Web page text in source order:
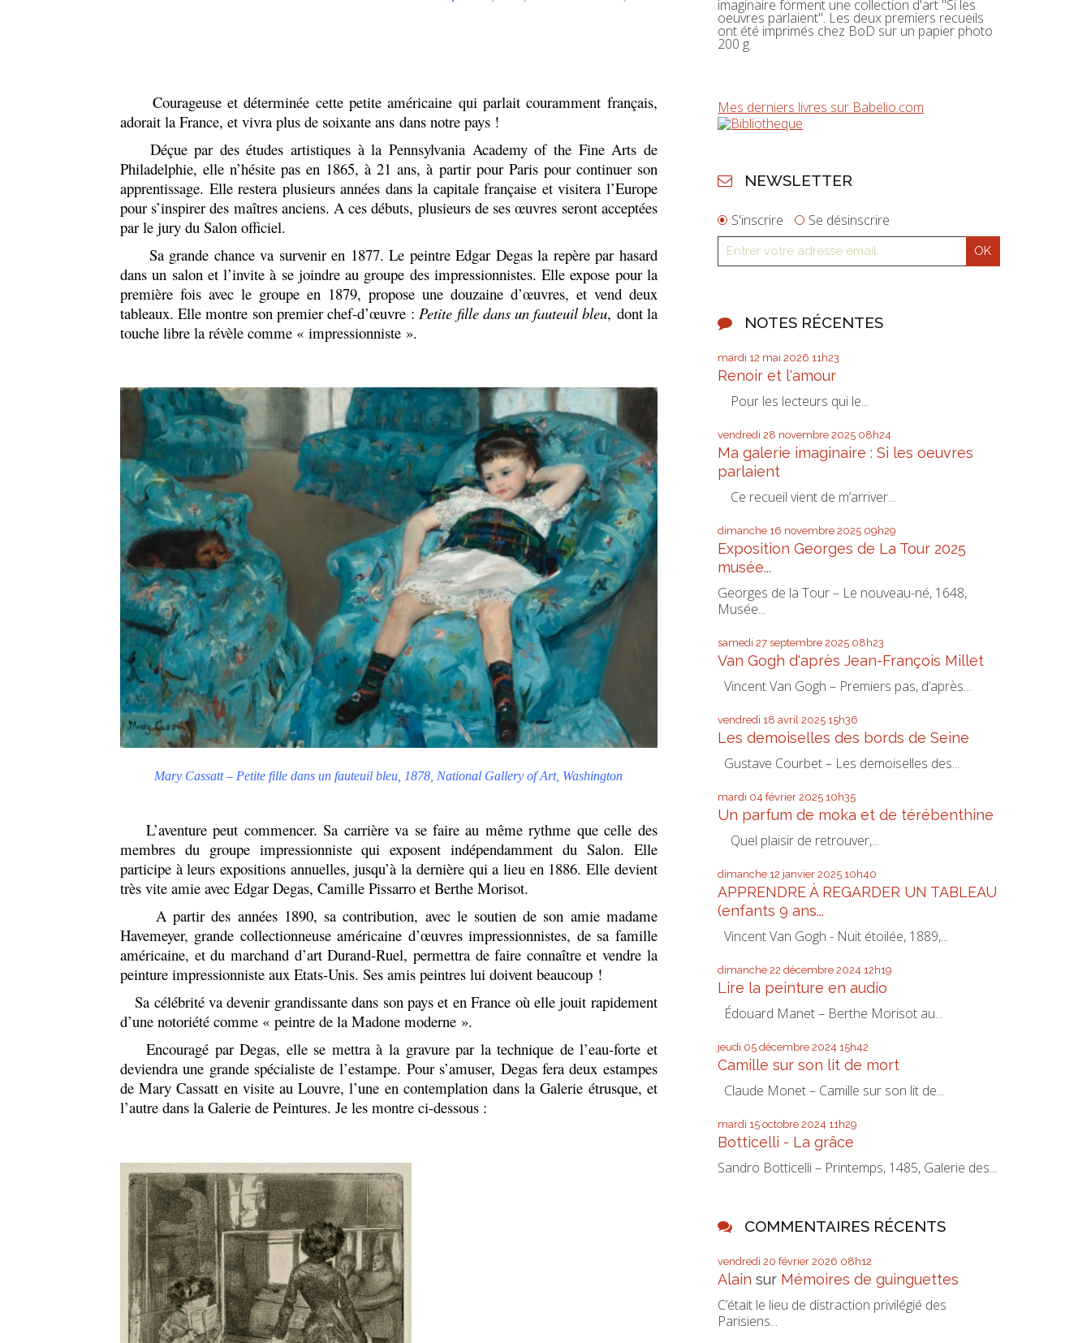
Courageuse et déterminée cette petite américaine qui parlait couramment français,
adorait la France, et vivra plus de soixante ans dans notre pays !
Déçue par des études artistiques à la Pennsylvania Academy of the Fine Arts de
Philadelphie, elle n’hésite pas en 1865, à 21 ans, à partir pour Paris pour continuer son
apprentissage. Elle restera plusieurs années dans la capitale française et visitera l’Europe
pour s’inspirer des maîtres anciens. A ces débuts, plusieurs de ses œuvres seront acceptées
par le jury du Salon officiel.
Sa grande chance va survenir en 1877. Le peintre Edgar Degas la repère par hasard
dans un salon et l’invite à se joindre au groupe des impressionnistes. Elle expose pour la
première fois avec le groupe en 1879, propose une douzaine d’œuvres, et vend deux
tableaux. Elle montre son premier chef-d’œuvre : Petite fille dans un fauteuil bleu, dont la
touche libre la révèle comme « impressionniste ».
Mary Cassatt – Petite fille dans un fauteuil bleu, 1878, National Gallery of Art, Washington
L’aventure peut commencer. Sa carrière va se faire au même rythme que celle des
membres du groupe impressionniste qui exposent indépendamment du Salon. Elle
participe à leurs expositions annuelles, jusqu’à la dernière qui a lieu en 1886. Elle devient
très vite amie avec Edgar Degas, Camille Pissarro et Berthe Morisot.
A partir des années 1890, sa contribution, avec le soutien de son amie madame
Havemeyer, grande collectionneuse américaine d’œuvres impressionnistes, de sa famille
américaine, et du marchand d’art Durand-Ruel, permettra de faire connaître et vendre la
peinture impressionniste aux Etats-Unis. Ses amis peintres lui doivent beaucoup !
Sa célébrité va devenir grandissante dans son pays et en France où elle jouit rapidement
d’une notoriété comme « peintre de la Madone moderne ».
Encouragé par Degas, elle se mettra à la gravure par la technique de l’eau-forte et
deviendra une grande spécialiste de l’estampe.Pour s’amuser, Degas fera deux estampes
de Mary Cassatt en visite au Louvre, l’une en contemplation dans la Galerie étrusque, et
l’autre dans la Galerie de Peintures. Je les montre ci-dessous :
imaginaire forment une collection d'art "Si les
oeuvres parlaient". Les deux premiers recueils
ont été imprimés chez BoD sur un papier photo
200 g.
Mes derniers livres sur Babelio.com
NEWSLETTER
S'inscrire Se désinscrire
NOTES RÉCENTES
mardi 12 mai 2026 11h23
Renoir et l'amour
Pour les lecteurs qui le...
vendredi 28 novembre 2025 08h24
Ma galerie imaginaire : Si les oeuvres
parlaient
Ce recueil vient de m’arriver...
dimanche 16 novembre 2025 09h29
Exposition Georges de La Tour 2025
musée...
Georges de la Tour – Le nouveau-né, 1648,
Musée...
samedi 27 septembre 2025 08h23
Van Gogh d'après Jean-François Millet
Vincent Van Gogh – Premiers pas, d’après...
vendredi 18 avril 2025 15h36
Les demoiselles des bords de Seine
Gustave Courbet – Les demoiselles des...
mardi 04 février 2025 10h35
Un parfum de moka et de térébenthine
Quel plaisir de retrouver,...
dimanche 12 janvier 2025 10h40
APPRENDRE À REGARDER UN TABLEAU
(enfants 9 ans...
Vincent Van Gogh - Nuit étoilée, 1889,...
dimanche 22 décembre 2024 12h19
Lire la peinture en audio
Édouard Manet – Berthe Morisot au...
jeudi 05 décembre 2024 15h42
Camille sur son lit de mort
Claude Monet – Camille sur son lit de...
mardi 15 octobre 2024 11h29
Botticelli - La grâce
Sandro Botticelli – Printemps, 1485, Galerie des...
COMMENTAIRES RÉCENTS
vendredi 20 février 2026 08h12
Alain sur Mémoires de guinguettes
C’était le lieu de distraction privilégié des
Parisiens...